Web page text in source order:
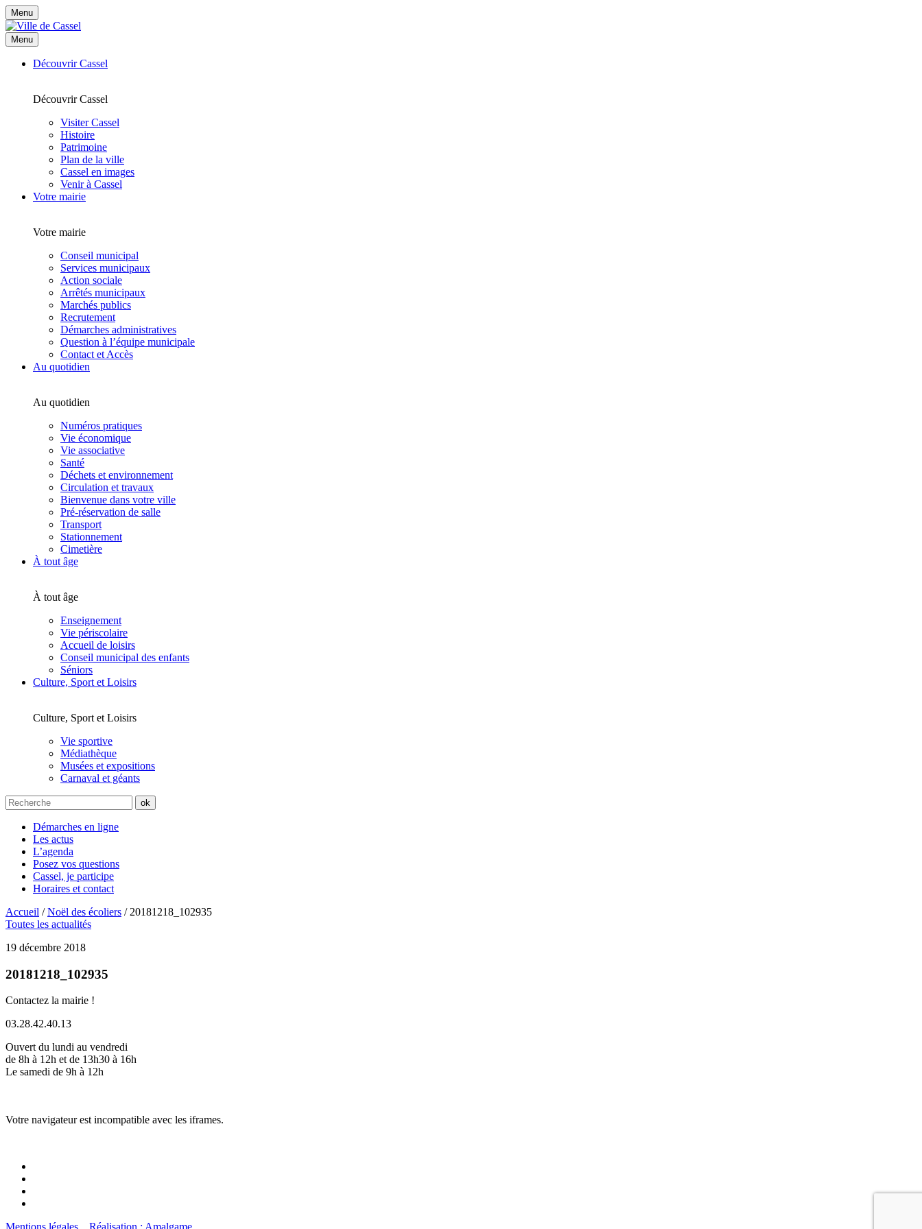
Menu
Menu
Découvrir Cassel
Découvrir Cassel
Visiter Cassel
Histoire
Patrimoine
Plan de la ville
Cassel en images
Venir à Cassel
Votre mairie
Votre mairie
Conseil municipal
Services municipaux
Action sociale
Arrêtés municipaux
Marchés publics
Recrutement
Démarches administratives
Question à l’équipe municipale
Contact et Accès
Au quotidien
Au quotidien
Numéros pratiques
Vie économique
Vie associative
Santé
Déchets et environnement
Circulation et travaux
Bienvenue dans votre ville
Pré-réservation de salle
Transport
Stationnement
Cimetière
À tout âge
À tout âge
Enseignement
Vie périscolaire
Accueil de loisirs
Conseil municipal des enfants
Séniors
Culture, Sport et Loisirs
Culture, Sport et Loisirs
Vie sportive
Médiathèque
Musées et expositions
Carnaval et géants
Démarches en ligne
Les actus
L’agenda
Posez vos questions
Cassel, je participe
Horaires et contact
Accueil /Noël des écoliers / 20181218_102935
Toutes les actualités
19 décembre 2018
20181218_102935
Contactez la mairie !
03.28.42.40.13
Ouvert du lundi au vendredi
de 8h à 12h et de 13h30 à 16h
Le samedi de 9h à 12h
Votre navigateur est incompatible avec les iframes.